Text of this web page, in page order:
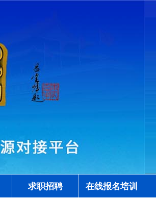
求职招聘 在线报名培训